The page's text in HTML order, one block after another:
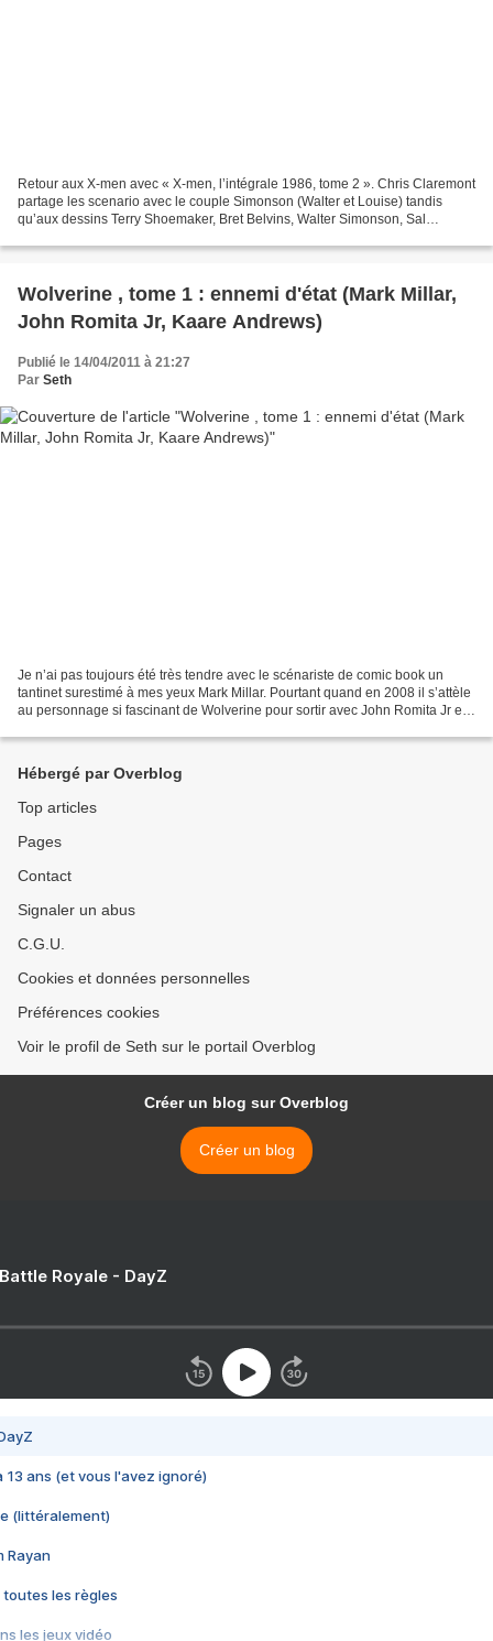
Retour aux X-men avec « X-men, l’intégrale 1986, tome 2 ». Chris Claremont
partage les scenario avec le couple Simonson (Walter et Louise) tandis
qu’aux dessins Terry Shoemaker, Bret Belvins, Walter Simonson, Sal
Wolverine , tome 1 : ennemi d'état (Mark Millar,
John Romita Jr, Kaare Andrews)
Publié le 14/04/2011 à 21:27
Par Seth
Je n’ai pas toujours été très tendre avec le scénariste de comic book un
tantinet surestimé à mes yeux Mark Millar. Pourtant quand en 2008 il s’attèle
au personnage si fascinant de Wolverine pour sortir avec John Romita Jr et
Hébergé par Overblog
Top articles
Pages
Contact
Signaler un abus
C.G.U.
Cookies et données personnelles
Préférences cookies
Voir le profil de Seth sur le portail Overblog
Créer un blog sur Overblog
Créer un blog
Royale - DayZ
13 ans (et vous l'avez ignoré)
(littéralement)
Rayan
toutes les règles
les jeux vidéo